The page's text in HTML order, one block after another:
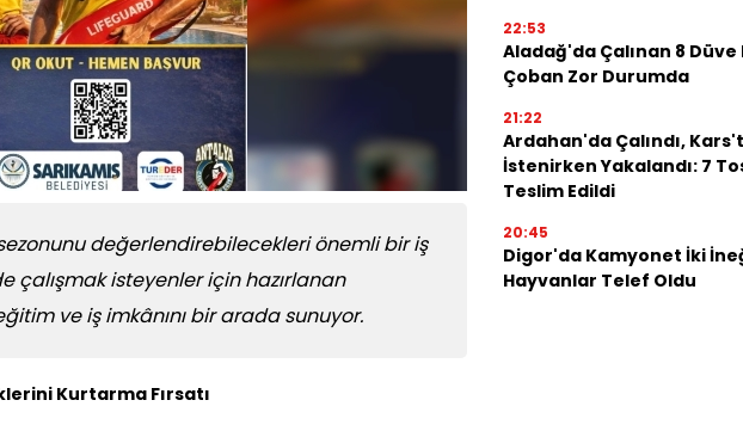
değerlendirebilecekleri önemli bir iş
çalışmak isteyenler için hazırlanan
ve iş imkânını bir arada sunuyor.
Kurtarma Fırsatı
22:53
Aladağ'da Çalınan 8 Düve
Çoban Zor Durumda
21:22
Ardahan'da Çalındı,
İstenirken Yakalandı: 7
Teslim Edildi
20:45
Digor'da Kamyonet İki
Hayvanlar Telef Oldu